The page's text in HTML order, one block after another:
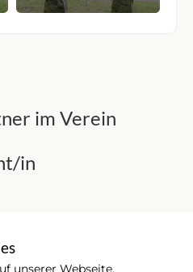
im Verein
in
unserer Webseite.